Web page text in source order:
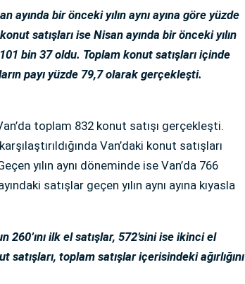
bir önceki yılın aynı ayına göre yüzde
satışları ise Nisan ayında bir önceki yılın
bin 37 oldu. Toplam konut satışları içinde
payı yüzde 79,7 olarak gerçekleşti.
toplam 832 konut satışı gerçekleşti.
Van’daki konut satışları
yılın aynı döneminde ise Van’da 766
satışlar geçen yılın aynı ayına kıyasla
ilk el satışlar, 572’sini ise ikinci el
toplam satışlar içerisindeki ağırlığını